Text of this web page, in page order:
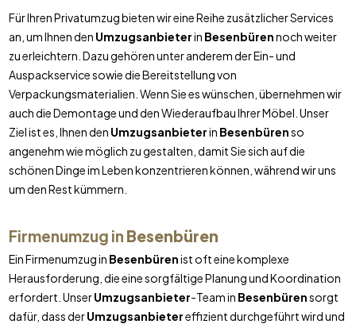
Für Ihren Privatumzug bieten wir eine Reihe zusätzlicher Services
an, um Ihnen den Umzugsanbieterin Besenbürennoch weiter
zu erleichtern. Dazu gehören unter anderem der Ein- und
Auspackservice sowie die Bereitstellung von
Verpackungsmaterialien. Wenn Sie es wünschen, übernehmen wir
auch die Demontage und den Wiederaufbau Ihrer Möbel. Unser
Ziel ist es, Ihnen den Umzugsanbieterin Besenbürenso
angenehm wie möglich zu gestalten, damit Sie sich auf die
schönen Dinge im Leben konzentrieren können, während wir uns
um den Rest kümmern.
Firmenumzug in Besenbüren
Ein Firmenumzug in Besenbürenist oft eine komplexe
Herausforderung, die eine sorgfältige Planung und Koordination
erfordert. UnserUmzugsanbieter-Team in Besenbürensorgt
dafür, dass derUmzugsanbietereffizient durchgeführt wird und